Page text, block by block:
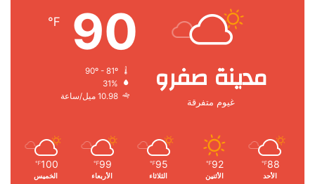
مدينة صفرو
غيوم متفرقة
90
℉
31%
10.98 ميل/ساعة
88
℉
الأحد
92
℉
الأثنين
95
℉
الثلاثاء
99
℉
الأربعاء
100
℉
الخميس